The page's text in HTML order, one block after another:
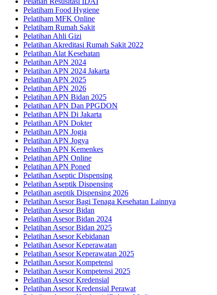
Pelatiham Food Hygiene
Pelatiham MFK Online
Pelatiham Rumah Sakit
Pelatihan Ahli Gizi
Pelatihan Akreditasi Rumah Sakit 2022
Pelatihan Alat Kesehatan
Pelatihan APN 2024
Pelatihan APN 2024 Jakarta
Pelatihan APN 2025
Pelatihan APN 2026
Pelatihan APN Bidan 2025
Pelatihan APN Dan PPGDON
Pelatihan APN Di Jakarta
Pelatihan APN Dokter
Pelatihan APN Jogja
Pelatihan APN Jogya
Pelatihan APN Kemenkes
Pelatihan APN Online
Pelatihan APN Poned
Pelatihan Aseptic Dispensing
Pelatihan Aseptik Dispensing
Pelatihan aseptik Dispensing 2026
Pelatihan Asesor Bagi Tenaga Kesehatan Lainnya
Pelatihan Asesor Bidan
Pelatihan Asesor Bidan 2024
Pelatihan Asesor Bidan 2025
Pelatihan Asesor Kebidanan
Pelatihan Asesor Keperawatan
Pelatihan Asesor Keperawatan 2025
Pelatihan Asesor Kompetensi
Pelatihan Asesor Kompetensi 2025
Pelatihan Asesor Kredensial
Pelatihan Asesor Kredensial Perawat